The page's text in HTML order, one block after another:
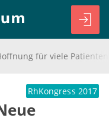
für viele Patienten
RhKongress 2017